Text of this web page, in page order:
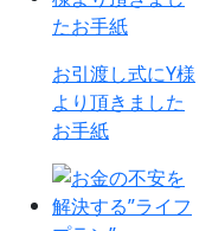
お引渡し式にY様
より頂きました
お手紙